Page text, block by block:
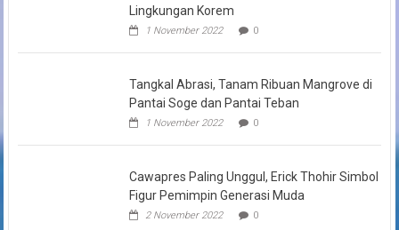
Lingkungan Korem
1 November 2022 0
Tangkal Abrasi, Tanam Ribuan Mangrove di
Pantai Soge dan Pantai Teban
1 November 2022 0
Cawapres Paling Unggul, Erick Thohir Simbol
Figur Pemimpin Generasi Muda
2 November 2022 0